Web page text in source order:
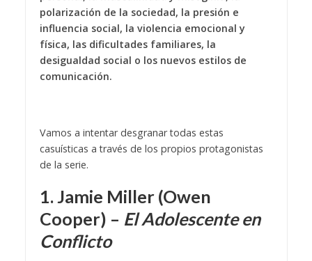
polarización de la sociedad, la presión e
influencia social, la violencia emocional y
física, las dificultades familiares, la
desigualdad social o los nuevos estilos de
comunicación.
Vamos a intentar desgranar todas estas
casuísticas a través de los propios protagonistas
de la serie.
1. Jamie Miller (Owen
Cooper) – El Adolescente en
Conflicto